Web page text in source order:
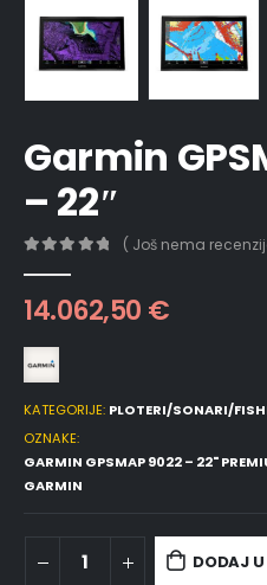
Garmin
– 22″
( Još nema
14.062,50 €
KATEGORIJE: PLOTERI/SONARI/
OZNAKE:
GARMIN GPSMAP 9022 – 22"
GARMIN
DODAJ